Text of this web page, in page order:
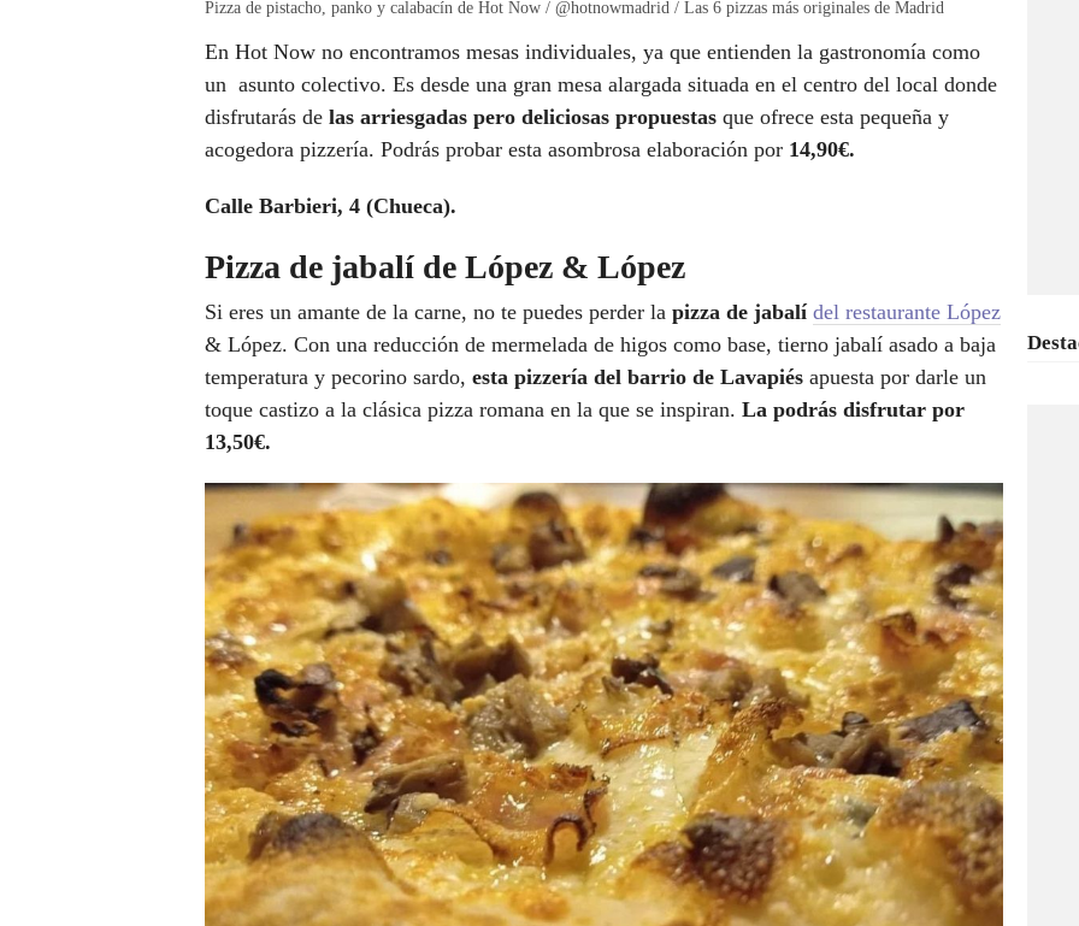
Pizza de pistacho, panko y calabacín de Hot Now / @hotnowmadrid / Las 6 pizzas más originales de Madrid
En Hot Now no encontramos mesas individuales, ya que entienden la gastronomía como
un asunto colectivo. Es desde una gran mesa alargada situada en el centro del local donde
disfrutarás de las arriesgadas pero deliciosas propuestas que ofrece esta pequeña y
acogedora pizzería. Podrás probar esta asombrosa elaboración por 14,90€.
Calle Barbieri, 4 (Chueca).
Pizza de jabalí de López & López
Si eres un amante de la carne, no te puedes perder la pizza de jabalí del restaurante López
& López. Con una reducción de mermelada de higos como base, tierno jabalí asado a baja
temperatura y pecorino sardo, esta pizzería del barrio de Lavapiés apuesta por darle un
toque castizo a la clásica pizza romana en la que se inspiran. La podrás disfrutar por
13,50€.